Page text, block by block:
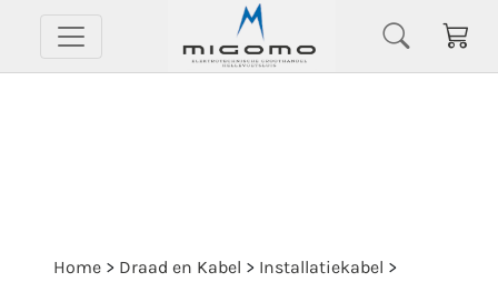
Home > Draad en Kabel > Installatiekabel >